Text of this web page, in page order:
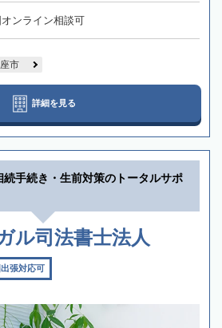
ンライン相談可
市
詳細を見る
続手続き・生前対策のトータルサポ
ル司法書士法人
張対応可